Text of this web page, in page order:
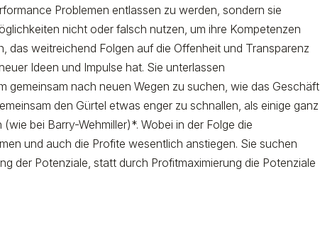
Problemen entlassen zu werden, sondern sie
nicht oder falsch nutzen, um ihre Kompetenzen
das weitreichend Folgen auf die Offenheit und Transparenz
Ideen und Impulse hat. Sie unterlassen
gemeinsam nach neuen Wegen zu suchen, wie das Geschäft
den Gürtel etwas enger zu schnallen, als einige ganz
bei Barry-Wehmiller)*. Wobei in der Folge die
und auch die Profite wesentlich anstiegen. Sie suchen
der Potenziale, statt durch Profitmaximierung die Potenziale